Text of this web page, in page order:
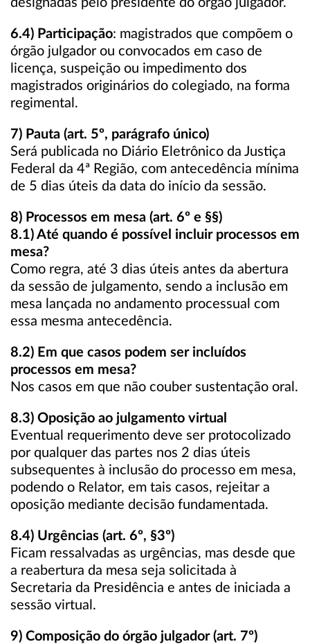
designadas pelo presidente do órgão julgador.
6.4) Participação: magistrados que compõem o
órgão julgador ou convocados em caso de
licença, suspeição ou impedimento dos
magistrados originários do colegiado, na forma
regimental.
7) Pauta (art. 5º, parágrafo único)
Será publicada no Diário Eletrônico da Justiça
Federal da 4ª Região, com antecedência mínima
de 5 dias úteis da data do início da sessão.
8) Processos em mesa (art. 6º e §§)
8.1) Até quando é possível incluir processos em
mesa?
Como regra, até 3 dias úteis antes da abertura
da sessão de julgamento, sendo a inclusão em
mesa lançada no andamento processual com
essa mesma antecedência.
8.2) Em que casos podem ser incluídos
processos em mesa?
Nos casos em que não couber sustentação oral.
8.3) Oposição ao julgamento virtual
Eventual requerimento deve ser protocolizado
por qualquer das partes nos 2 dias úteis
subsequentes à inclusão do processo em mesa,
podendo o Relator, em tais casos, rejeitar a
oposição mediante decisão fundamentada.
8.4) Urgências (art. 6º, §3º)
Ficam ressalvadas as urgências, mas desde que
a reabertura da mesa seja solicitada à
Secretaria da Presidência e antes de iniciada a
sessão virtual.
9) Composição do órgão julgador (art. 7º)